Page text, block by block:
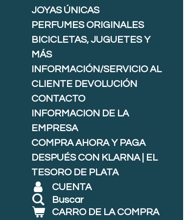
JOYAS ÚNICAS
PERFUMES ORIGINALES
BICICLETAS, JUGUETES Y
MÁS
INFORMACIÓN/SERVICIO AL
CLIENTE DEVOLUCIÓN
CONTACTO
INFORMACION DE LA
EMPRESA
COMPRA AHORA Y PAGA
DESPUÉS CON KLARNA | EL
TESORO DE PLATA
CUENTA
Buscar
CARRO DE LA COMPRA